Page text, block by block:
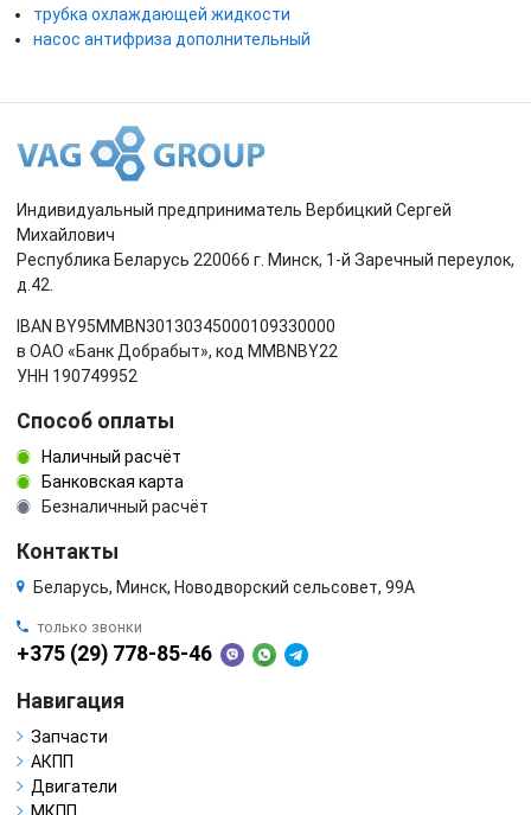
трубка охлаждающей жидкости
насос антифриза дополнительный
Индивидуальный предприниматель Вербицкий Сергей
Михайлович
Республика Беларусь 220066 г. Минск, 1-й Заречный переулок,
д.42.
IBAN BY95MMBN30130345000109330000
в ОАО «Банк Добрабыт», код MMBNBY22
УНН 190749952
Способ оплаты
Наличный расчёт
Банковская карта
Безналичный расчёт
Контакты
Беларусь, Минск, Новодворский сельсовет, 99А
только звонки
+375 (29) 778-85-46
Навигация
Запчасти
АКПП
Двигатели